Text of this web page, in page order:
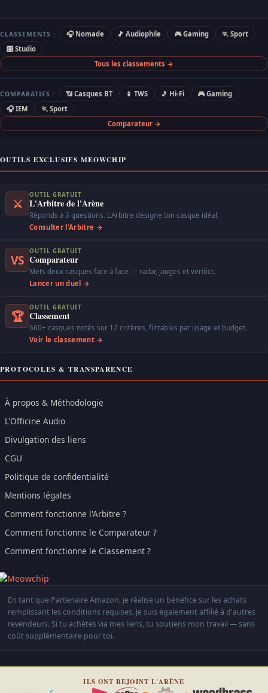
CLASSEMENTS : 🎧 Nomade 🎵 Audiophile 🎮 Gaming
🏃 Sport
🎛 Studio
Tous les classements →
COMPARATIFS : 📶 Casques BT 📱 TWS 🎵 Hi-Fi
🎮 Gaming
🎧 IEM
🏃 Sport
Comparateur →
OUTILS EXCLUSIFS MEOWCHIP
⚔
OUTIL GRATUIT
L'Arbitre de l'Arène
Réponds à 3 questions. L'Arbitre désigne ton casque idéal.
Consulter l'Arbitre →
VS
OUTIL GRATUIT
Comparateur
Mets deux casques face à face — radar, jauges et verdict.
Lancer un duel →
🏆
OUTIL GRATUIT
Classement
660+ casques notés sur 12 critères, filtrables par usage et budget.
Voir le classement →
PROTOCOLES & TRANSPARENCE
À propos & Méthodologie
L'Officine Audio
Divulgation des liens
CGU
Politique de confidentialité
Mentions légales
Comment fonctionne l'Arbitre ?
Comment fonctionne le Comparateur ?
Comment fonctionne le Classement ?
En tant que Partenaire Amazon, je réalise un bénéfice sur les achats
remplissant les conditions requises. Je suis également affilié à d'autres
revendeurs. Si tu achètes via mes liens, tu soutiens mon travail — sans
coût supplémentaire pour toi.
ILS ONT REJOINT L'ARÈNE